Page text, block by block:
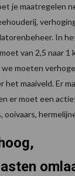
je maatregelen
In
van 2,5 naar 1
moeten
maaiveld. Er
er moet een
ooivaars,